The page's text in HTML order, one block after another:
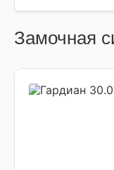
Замочная